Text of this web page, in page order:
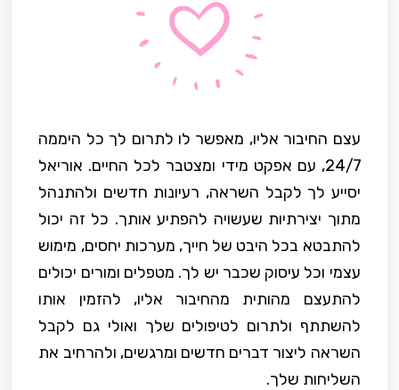
עצם החיבור אליו, מאפשר לו לתרום לך כל היממה
24/7, עם אפקט מידי ומצטבר לכל החיים. אוריאל
יסייע לך לקבל השראה, רעיונות חדשים ולהתנהל
מתוך יצירתיות שעשויה להפתיע אותך. כל זה יכול
להתבטא בכל היבט של חייך, מערכות יחסים, מימוש
עצמי וכל עיסוק שכבר יש לך. מטפלים ומורים יכולים
להתעצם מהותית מהחיבור אליו, להזמין אותו
להשתתף ולתרום לטיפולים שלך ואולי גם לקבל
השראה ליצור דברים חדשים ומרגשים, ולהרחיב את
השליחות שלך.